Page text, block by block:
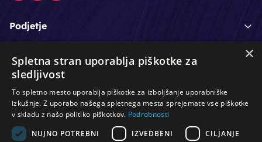
Podjetje
Moj račun
Podpora strankam
Lasje & nega las / Roke & nohti / Orodje - kozmetično /
×
Spletna stran uporablja piškotke za
sledljivost
To spletno mesto uporablja piškotke za izboljšanje uporabniške
izkušnje. Z uporabo našega spletnega mesta sprejemate vse piškotke
v skladu z našo politiko piškotkov. Podrobnosti
NUJNO POTREBNI
IZVEDBENI CILJANJE